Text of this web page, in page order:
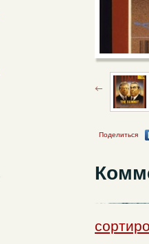
Поделиться